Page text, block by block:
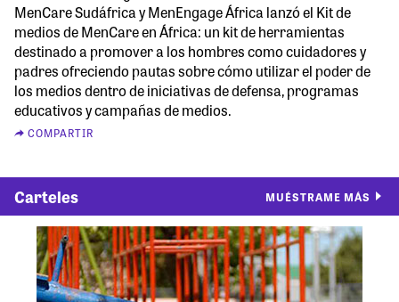
MenCare Sudáfrica y MenEngage África lanzó el Kit de
medios de MenCare en África: un kit de herramientas
destinado a promover a los hombres como cuidadores y
padres ofreciendo pautas sobre cómo utilizar el poder de
los medios dentro de iniciativas de defensa, programas
educativos y campañas de medios.
COMPARTIR
Carteles MUÉSTRAME MÁS